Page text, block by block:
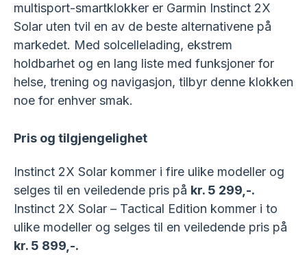
multisport-smartklokker er Garmin Instinct 2X
Solar uten tvil en av de beste alternativene på
markedet. Med solcellelading, ekstrem
holdbarhet og en lang liste med funksjoner for
helse, trening og navigasjon, tilbyr denne klokken
noe for enhver smak.
Pris og tilgjengelighet
Instinct 2X Solar kommer i fire ulike modeller og
selges til en veiledende pris på kr. 5 299,-.
Instinct 2X Solar – Tactical Edition kommer i to
ulike modeller og selges til en veiledende pris på
kr. 5 899,-.